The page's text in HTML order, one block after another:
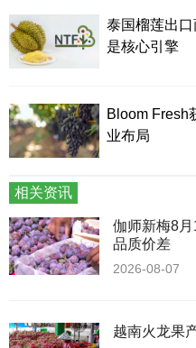
泰国榴莲出
是核心引擎
Bloom Fresh
业布局
相关资讯
伽师新梅8月15日
品质价差
2026-08-07
越南火龙果